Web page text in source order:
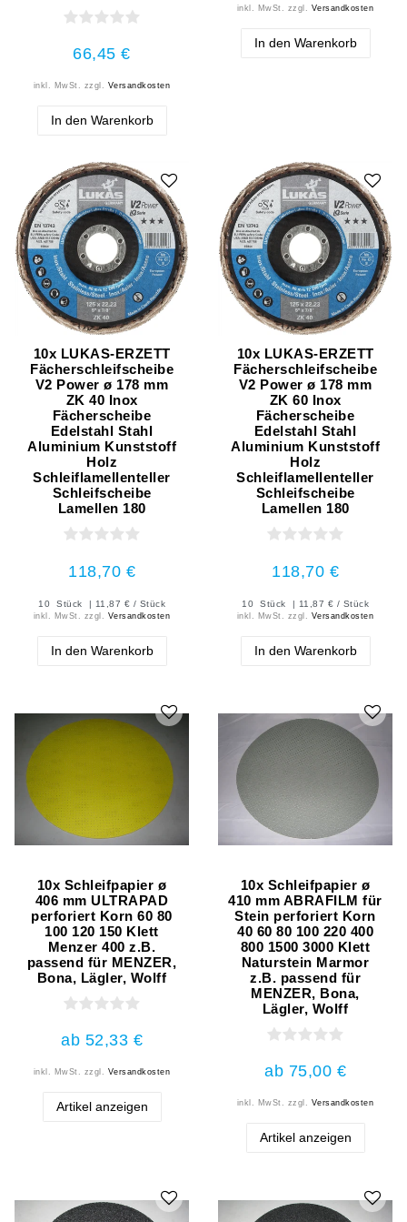
66,45 €
inkl. MwSt. zzgl. Versandkosten
In den Warenkorb
inkl. MwSt. zzgl. Versandkosten
In den Warenkorb
10x LUKAS-ERZETT
Fächerschleifscheibe
V2 Power ø 178 mm
ZK 40 Inox
Fächerscheibe
Edelstahl Stahl
Aluminium Kunststoff
Holz
Schleiflamellenteller
Schleifscheibe
Lamellen 180
118,70 €
10 Stück | 11,87 € / Stück
inkl. MwSt. zzgl. Versandkosten
In den Warenkorb
10x LUKAS-ERZETT
Fächerschleifscheibe
V2 Power ø 178 mm
ZK 60 Inox
Fächerscheibe
Edelstahl Stahl
Aluminium Kunststoff
Holz
Schleiflamellenteller
Schleifscheibe
Lamellen 180
118,70 €
10 Stück | 11,87 € / Stück
inkl. MwSt. zzgl. Versandkosten
In den Warenkorb
10x Schleifpapier ø
406 mm ULTRAPAD
perforiert Korn 60 80
100 120 150 Klett
Menzer 400 z.B.
passend für MENZER,
Bona, Lägler, Wolff
ab 52,33 €
inkl. MwSt. zzgl. Versandkosten
Artikel anzeigen
10x Schleifpapier ø
410 mm ABRAFILM für
Stein perforiert Korn
40 60 80 100 220 400
800 1500 3000 Klett
Naturstein Marmor
z.B. passend für
MENZER, Bona,
Lägler, Wolff
ab 75,00 €
inkl. MwSt. zzgl. Versandkosten
Artikel anzeigen